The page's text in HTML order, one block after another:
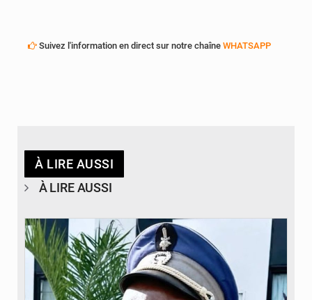
Suivez l'information en direct sur notre chaîne WHATSAPP
À LIRE AUSSI
À LIRE AUSSI